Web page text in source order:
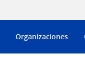
Organizaciones